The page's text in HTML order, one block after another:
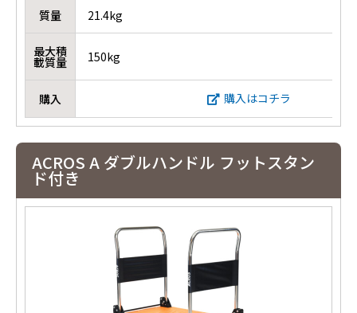
質量 21.4kg
最大積
載質量 150kg
購入 購入はコチラ
ACROS A ダブルハンドル フットスタン
ド付き